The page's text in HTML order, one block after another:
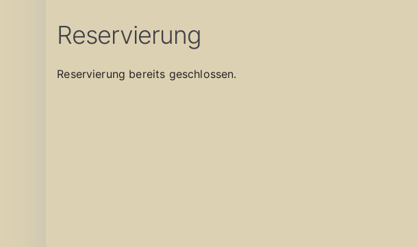
Reservierung
Reservierung bereits geschlossen.